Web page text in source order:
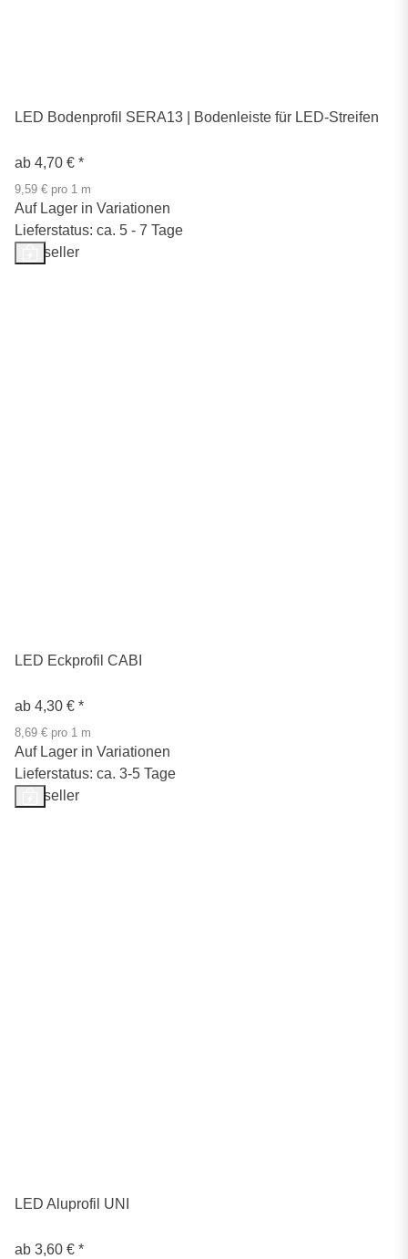
LED Bodenprofil SERA13 | Bodenleiste für LED-Streifen
ab 4,70 € *
9,59 € pro 1 m
Auf Lager in Variationen
Lieferstatus: ca. 5 - 7 Tage
Bestseller
LED Eckprofil CABI
ab 4,30 € *
8,69 € pro 1 m
Auf Lager in Variationen
Lieferstatus: ca. 3-5 Tage
Bestseller
LED Aluprofil UNI
ab 3,60 € *